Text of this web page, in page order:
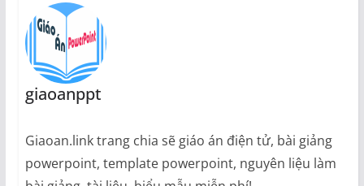
giaoanppt
Giaoan.link trang chia sẽ giáo án điện tử, bài giảng
powerpoint, template powerpoint, nguyên liệu làm